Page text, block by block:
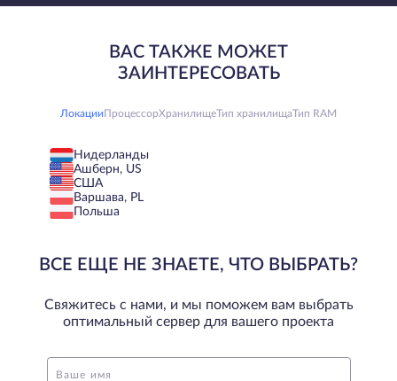
ВАС ТАКЖЕ МОЖЕТ
ЗАИНТЕРЕСОВАТЬ
ЛокацииПроцессорХранилищеТип хранилищаТип RAM
Нидерланды
Ашберн, US
США
Варшава, PL
Польша
ВСЕ ЕЩЕ НЕ ЗНАЕТЕ, ЧТО ВЫБРАТЬ?
Свяжитесь с нами, и мы поможем вам выбрать
оптимальный сервер для вашего проекта
Ваше имя